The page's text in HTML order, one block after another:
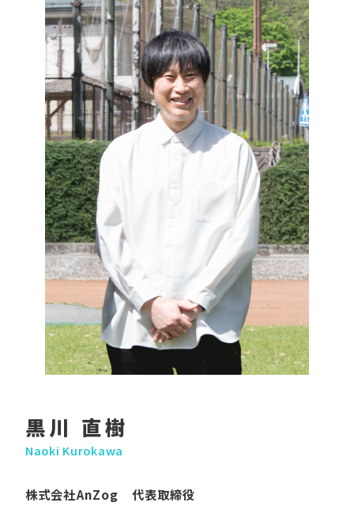
黒川 直樹
Naoki Kurokawa
株式会社AnZog 代表取締役